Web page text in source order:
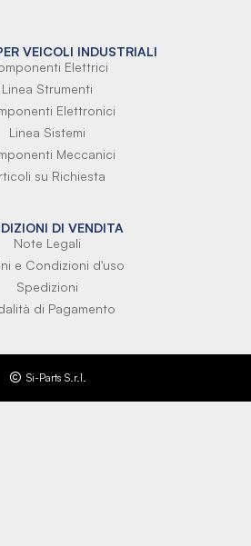
VEICOLI INDUSTRIALI
Elettrici
Linea Strumenti
Elettronici
Linea Sistemi
Meccanici
su Richiesta
DI VENDITA
Note Legali
e Condizioni d'uso
Spedizioni
di Pagamento
Si-Parts S.r.l.